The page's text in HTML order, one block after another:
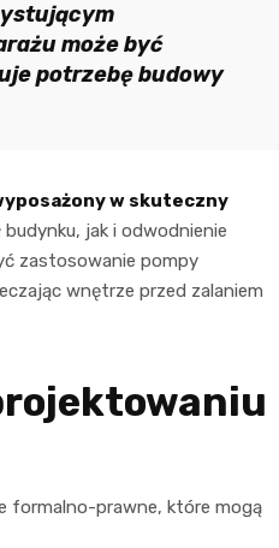
może być
potrzebę budowy
w skuteczny
jak i odwodnienie
zastosowanie pompy
wnętrze przed zalaniem
formalno-prawne, które mogą